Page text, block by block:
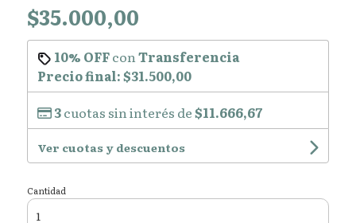
$35.000,00
10% OFFcon Transferencia
Precio final:$31.500,00
3cuotas sin interés de$11.666,67
Ver cuotas y descuentos
Cantidad